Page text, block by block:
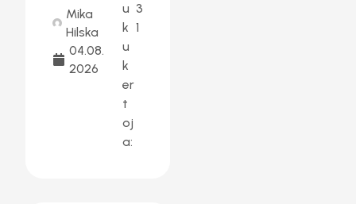
Mika
Hilska
04.08.
2026
u
k
u
k
er
t
oj
a:
3
1